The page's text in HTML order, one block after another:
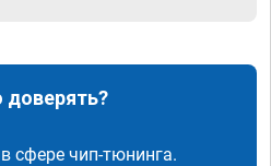
сфере чип-тюнинга.